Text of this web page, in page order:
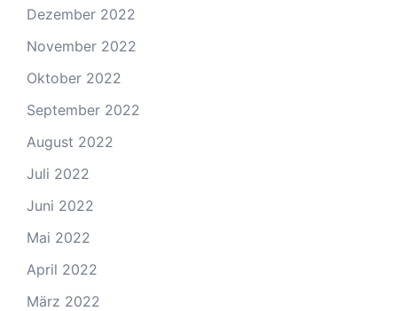
Dezember 2022
November 2022
Oktober 2022
September 2022
August 2022
Juli 2022
Juni 2022
Mai 2022
April 2022
März 2022